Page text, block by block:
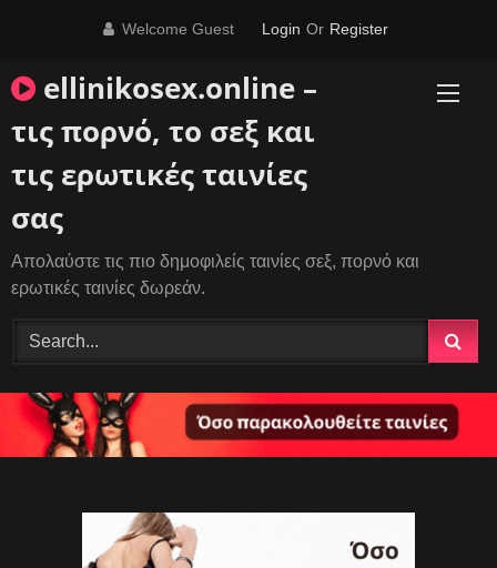
Welcome Guest Login Or Register
ellinikosex.online –
τις πορνό, το σεξ και
τις ερωτικές ταινίες
σας
Απολαύστε τις πιο δημοφιλείς ταινίες σεξ, πορνό και
ερωτικές ταινίες δωρεάν.